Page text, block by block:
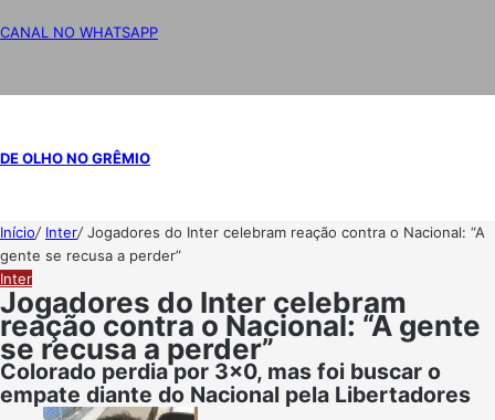
CANAL NO WHATSAPP
DE OLHO NO GRÊMIO
Início/ Inter/Jogadores do Inter celebram reação contra o Nacional: “A
gente se recusa a perder”
Inter
Jogadores do Inter celebram
reação contra o Nacional: “A gente
se recusa a perder”
Colorado perdia por 3x0, mas foi buscar o
empate diante do Nacional pela Libertadores